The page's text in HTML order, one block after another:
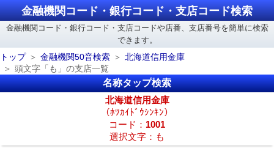
金融機関コード・銀行コード・支店コード検索
金融機関コード・銀行コード・支店コードや店番、支店番号を簡単に検索
できます。
トップ
金融機関50音検索
北海道信用金庫
頭文字「も」の支店一覧
名称タップ検索
北海道信用金庫
（ﾎﾂｶｲﾄﾞｳｼﾝｷﾝ）
コード： 1001
選択文字：も